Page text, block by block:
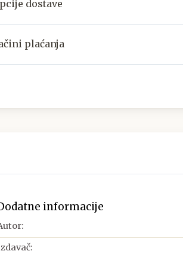
dostave
plaćanja
informacije